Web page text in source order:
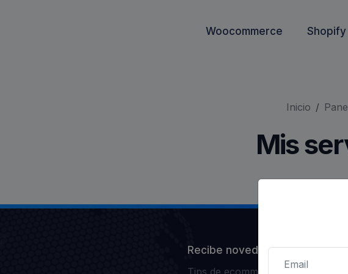
Woocommerce Shopify
Inicio
Mis
Recibe novedades
Tips de ecommerce,